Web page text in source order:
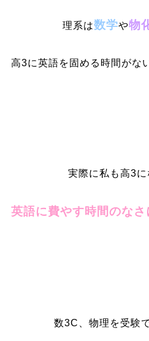
理系は数学や物
高3に英語を固める時間がな
実際に私も高3に
英語に費やす時間のな
数3C、物理を受験